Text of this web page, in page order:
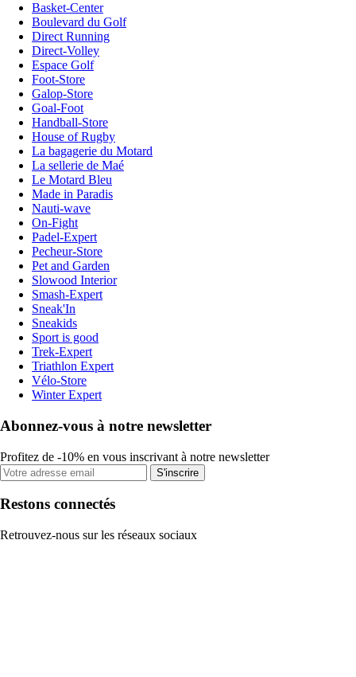
Basket-Center
Boulevard du Golf
Direct Running
Direct-Volley
Espace Golf
Foot-Store
Galop-Store
Goal-Foot
Handball-Store
House of Rugby
La bagagerie du Motard
La sellerie de Maé
Le Motard Bleu
Made in Paradis
Nauti-wave
On-Fight
Padel-Expert
Pecheur-Store
Pet and Garden
Slowood Interior
Smash-Expert
Sneak'In
Sneakids
Sport is good
Trek-Expert
Triathlon Expert
Vélo-Store
Winter Expert
Abonnez-vous à notre newsletter
Profitez de -10% en vous inscrivant à notre newsletter
S'inscrire
Restons connectés
Retrouvez-nous sur les réseaux sociaux